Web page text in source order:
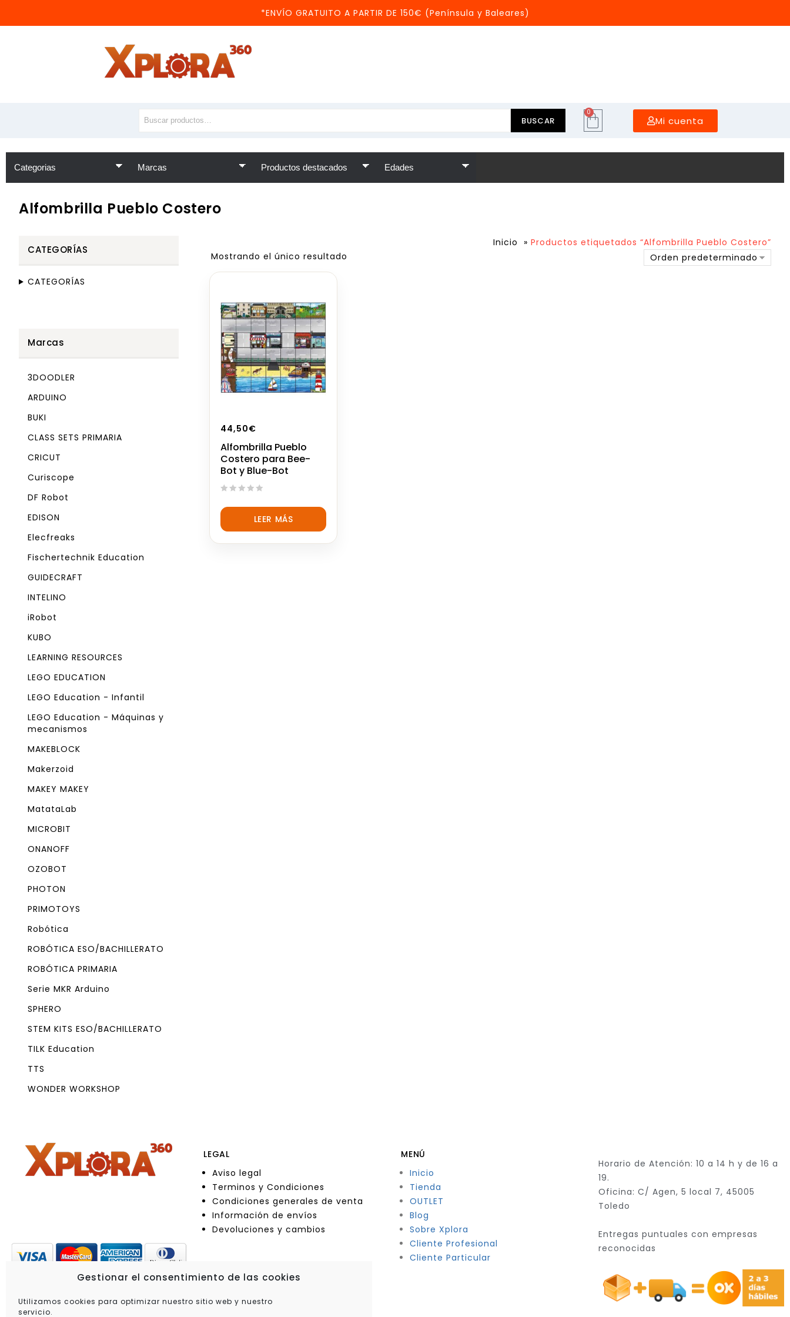
*ENVÍO GRATUITO A PARTIR DE 150€ (Península y Baleares)
Gestionar el consentimiento de las cookies
Utilizamos cookies para optimizar nuestro sitio web y nuestro
servicio.
BUSCAR
0
Mi cuenta
Alfombrilla Pueblo Costero
Inicio » Productos etiquetados “Alfombrilla Pueblo Costero”
Mostrando el único resultado
Orden predeterminado
44,50€
Alfombrilla Pueblo
Costero para Bee-
Bot y Blue-Bot
out
5
LEER MÁS
CATEGORÍAS
CATEGORÍAS
Marcas
3DOODLER
ARDUINO
BUKI
CLASS SETS PRIMARIA
CRICUT
Curiscope
DF Robot
EDISON
Elecfreaks
Fischertechnik Education
GUIDECRAFT
INTELINO
iRobot
KUBO
LEARNING RESOURCES
LEGO EDUCATION
LEGO Education - Infantil
LEGO Education - Máquinas y
mecanismos
MAKEBLOCK
Makerzoid
MAKEY MAKEY
MatataLab
MICROBIT
ONANOFF
OZOBOT
PHOTON
PRIMOTOYS
Robótica
ROBÓTICA ESO/BACHILLERATO
ROBÓTICA PRIMARIA
Serie MKR Arduino
SPHERO
STEM KITS ESO/BACHILLERATO
TILK Education
TTS
WONDER WORKSHOP
LEGAL
Aviso legal
Terminos y Condiciones
Condiciones generales de venta
Información de envíos
Devoluciones y cambios
MENÚ
Inicio
Tienda
OUTLET
Blog
Sobre Xplora
Cliente Profesional
Cliente Particular
Horario de Atención: 10 a 14 h y de 16 a
19.
Oficina: C/ Agen, 5 local 7, 45005
Toledo
Entregas puntuales con empresas
reconocidas